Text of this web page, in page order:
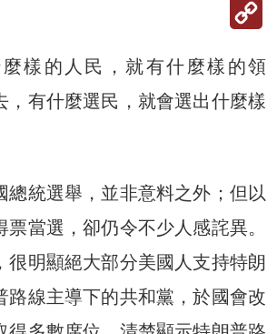
樣的人民，就有什麼樣的領
，有什麼選民，就會選出什麼樣
總統選舉，並非意料之外；但以
當選，卻仍令不少人感詫異。
很明顯絕大部分美國人支持特朗
路線主導下的共和黨，於國會改